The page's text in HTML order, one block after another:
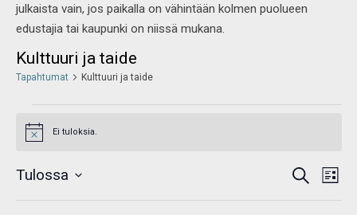
julkaista vain, jos paikalla on vähintään kolmen puolueen
edustajia tai kaupunki on niissä mukana.
Kulttuuri ja taide
Tapahtumat Kulttuuri ja taide
Notice Ei tuloksia.
Tapahtumat
Etsi
Näkymät
Etsi
Listaus
Tulossa
Valitse